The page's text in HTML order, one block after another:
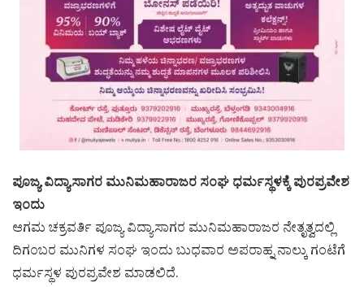
ಪೂಜ್ಯ ವಿದ್ಯಾಸಾಗರ ಮುನಿಮಹಾರಾಜರ ಸಂಘ ಧರ್ಮಸ್ಥಳಕ್ಕೆ ಪುರಪ್ರವೇಶ
ಇಂದು
ಆಗಮ ಚಕ್ರವರ್ತಿ ಪೂಜ್ಯ ವಿದ್ಯಾಸಾಗರ ಮುನಿಮಹಾರಾಜರ ನೇತೃತ್ವದಲ್ಲಿ
ದಿಗಂಬರ ಮುನಿಗಳ ಸಂಘ ಇಂದು ಬುಧವಾರ ಅಪರಾಹ್ನ ನಾಲ್ಕು ಗಂಟೆಗೆ
ಧರ್ಮಸ್ಥಳ ಪುರಪ್ರವೇಶ ಮಾಡಲಿದೆ.